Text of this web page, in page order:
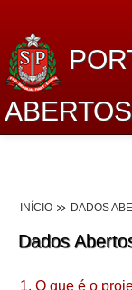
Lei de Acesso à
INÍCIO DADOS
Dados
1. O que é o